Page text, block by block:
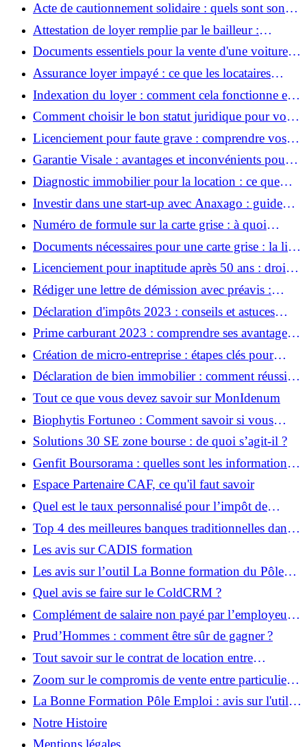
Acte de cautionnement solidaire : quels sont son
rôle et ses implications ?
Attestation de loyer remplie par le bailleur :
pourquoi et comment l'obtenir
Documents essentiels pour la vente d'une voiture :
une liste complète pour sécuriser la transaction
Assurance loyer impayé : ce que les locataires
doivent savoir
Indexation du loyer : comment cela fonctionne et
ce que cela signifie pour vous
Comment choisir le bon statut juridique pour votre
entreprise ?
Licenciement pour faute grave : comprendre vos
droits et les procédures
Garantie Visale : avantages et inconvénients pour
locataires et propriétaires
Diagnostic immobilier pour la location : ce que
vous devez savoir
Investir dans une start-up avec Anaxago : guide
pour les investisseurs débutants
Numéro de formule sur la carte grise : à quoi
correspond-il et pourquoi est-il important ?
Documents nécessaires pour une carte grise : la liste
complète pour faciliter vos démarches
Licenciement pour inaptitude après 50 ans : droits
et conseils pour les salariés
Rédiger une lettre de démission avec préavis :
conseils et modèle à suivre
Déclaration d'impôts 2023 : conseils et astuces
pour une gestion financière saine
Prime carburant 2023 : comprendre ses avantages
pour un budget équilibré
Création de micro-entreprise : étapes clés pour
lancer une activité saine et prospère
Déclaration de bien immobilier : comment réussir
une gestion saine de votre patrimoine ?
Tout ce que vous devez savoir sur MonIdenum
Biophytis Fortuneo : Comment savoir si vous
devez investir ?
Solutions 30 SE zone bourse : de quoi s’agit-il ?
Genfit Boursorama : quelles sont les informations
importantes ?
Espace Partenaire CAF, ce qu'il faut savoir
Quel est le taux personnalisé pour l’impôt de
société en 2022 ?
Top 4 des meilleures banques traditionnelles dans
lesquelles souscrire en 2022
Les avis sur CADIS formation
Les avis sur l’outil La Bonne formation du Pôle
Emploi
Quel avis se faire sur le ColdCRM ?
Complément de salaire non payé par l’employeur
dans le cadre du coronavirus
Prud’Hommes : comment être sûr de gagner ?
Tout savoir sur le contrat de location entre
particuliers et entreprises
Zoom sur le compromis de vente entre particuliers
sans notaire
La Bonne Formation Pôle Emploi : avis sur l'utilité
et les avantages
Notre Histoire